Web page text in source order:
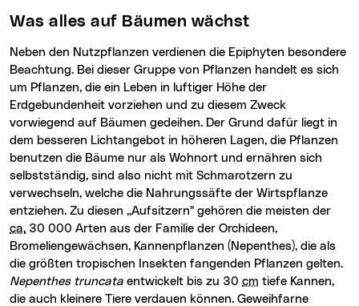
Was alles auf Bäumen wächst
Neben den Nutzpflanzen verdienen die Epiphyten besondere
Beachtung. Bei dieser Gruppe von Pflanzen handelt es sich
um Pflanzen, die ein Leben in luftiger Höhe der
Erdgebundenheit vorziehen und zu diesem Zweck
vorwiegend auf Bäumen gedeihen. Der Grund dafür liegt in
dem besseren Lichtangebot in höheren Lagen, die Pflanzen
benutzen die Bäume nur als Wohnort und ernähren sich
selbstständig, sind also nicht mit Schmarotzern zu
verwechseln, welche die Nahrungssäfte der Wirtspflanze
entziehen. Zu diesen „Aufsitzern" gehören die meisten der
ca. 30 000 Arten aus der Familie der Orchideen,
Bromeliengewächsen, Kannenpflanzen (Nepenthes), die als
die größten tropischen Insekten fangenden Pflanzen gelten.
Nepenthes truncata entwickelt bis zu 30 cm tiefe Kannen,
die auch kleinere Tiere verdauen können. Geweihfarne